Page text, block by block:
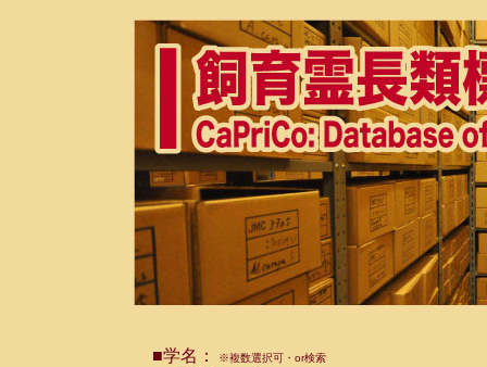
■学名： ※複数選択可・or検索